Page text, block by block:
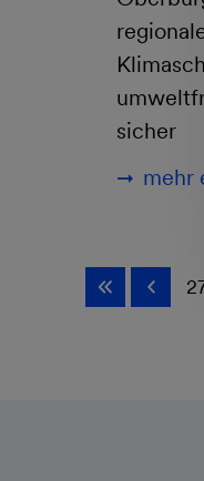
sicher
mehr